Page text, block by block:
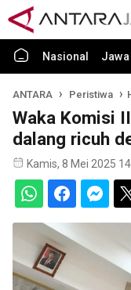
Nasional Jawa
ANTARA Peristiwa
Waka Komisi
dalang ricuh
Kamis, 8 Mei 2025